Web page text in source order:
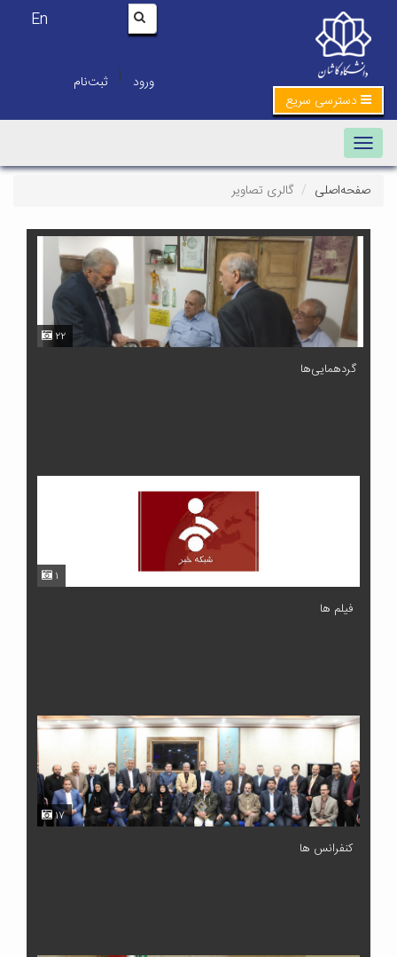
En
ورود | ثبت‌نام
دسترسی سریع
Toggle navigation
صفحه‌اصلی گالری تصاویر
۲۲
گردهمایی‌ها
۱
فیلم ها
۱۷
کنفرانس ها